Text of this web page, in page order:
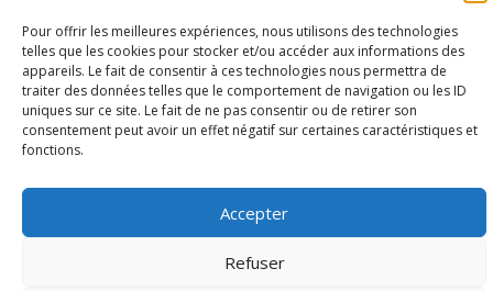
Pour offrir les meilleures expériences, nous utilisons des technologies
telles que les cookies pour stocker et/ou accéder aux informations des
appareils. Le fait de consentir à ces technologies nous permettra de
traiter des données telles que le comportement de navigation ou les ID
uniques sur ce site. Le fait de ne pas consentir ou de retirer son
consentement peut avoir un effet négatif sur certaines caractéristiques et
fonctions.
Accepter
Refuser
06 Juil 2026
Étude d’évaluabilité des Structures
d’accompagnement à l’autocréation d’emploi (SAACE)
01 Juil 2026
Pénurie du personnel infirmier :quels indicateurs
Wallonie ?